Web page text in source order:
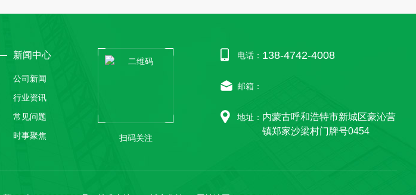
电话： 138-4742-4008
邮箱：
地址： 内蒙古呼和浩特市新城区豪沁营
镇郑家沙梁村门牌号0454
新闻中心
公司新闻
行业资讯
常见问题
时事聚焦
扫码关注